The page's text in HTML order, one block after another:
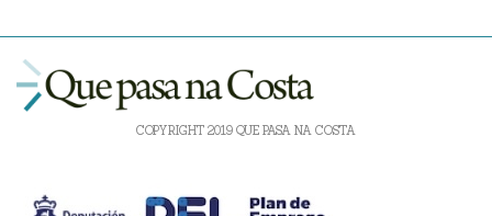
COPYRIGHT 2019 QUE PASA NA COSTA